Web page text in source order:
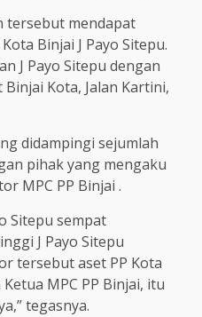
tersebut mendapat
Binjai J Payo Sitepu.
J Payo Sitepu dengan
Kota, Jalan Kartini,
didampingi sejumlah
pihak yang mengaku
MPC PP Binjai .
Sitepu sempat
J Payo Sitepu
tersebut aset PP Kota
MPC PP Binjai, itu
tegasnya.